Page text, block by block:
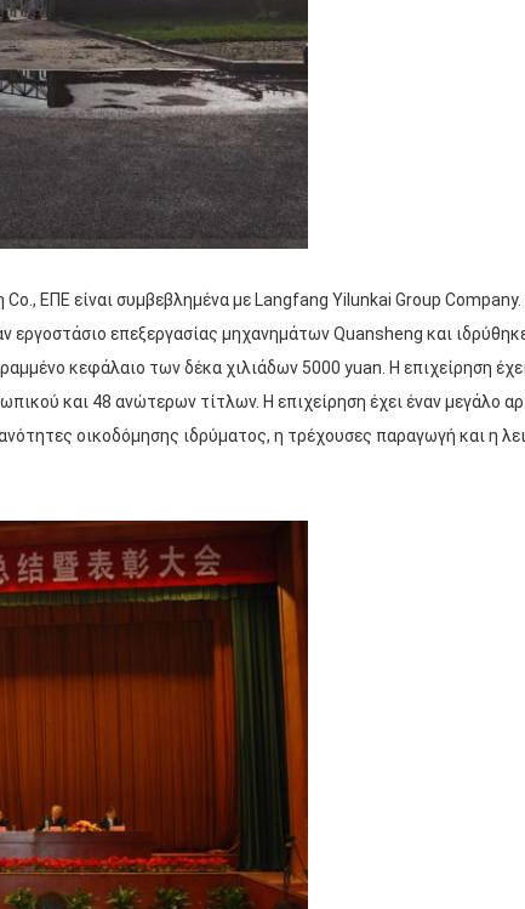
ΕΠΕ είναι συμβεβλημένα με Langfang Yilunkai Group
επεξεργασίας μηχανημάτων Quansheng και
κεφάλαιο των δέκα χιλιάδων 5000 yuan. Η επιχείρηση
και 48 ανώτερων τίτλων. Η επιχείρηση έχει έναν μεγάλο
οικοδόμησης ιδρύματος, η τρέχουσες παραγωγή και η